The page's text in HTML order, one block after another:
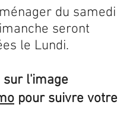
du samedi
seront
le Lundi.
sur l'image
pour suivre votre